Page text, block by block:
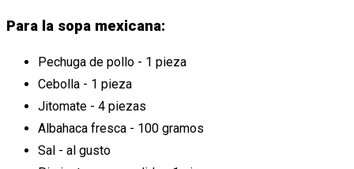
Para la sopa mexicana:
Pechuga de pollo - 1 pieza
Cebolla - 1 pieza
Jitomate - 4 piezas
Albahaca fresca - 100 gramos
Sal - al gusto